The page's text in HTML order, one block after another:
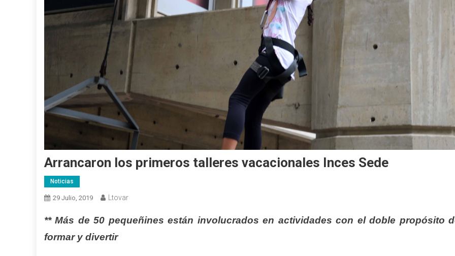
Arrancaron los primeros talleres vacacionales Inces Sede
Noticias
29 Julio, 2019 Ltovar
** Más de 50 pequeñines están involucrados en actividades con el doble propósito
formar y divertir